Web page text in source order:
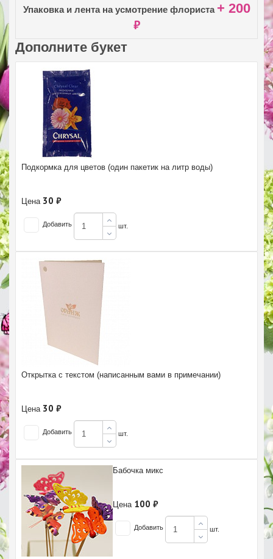
Упаковка и лента на усмотрение флориста + 200
₽
Дополните букет
Подкормка для цветов (один пакетик на литр воды)
Цена 30 ₽
Добавить шт.
Открытка с текстом (написанным вами в примечании)
Цена 30 ₽
Добавить шт.
Бабочка микс
Цена 100 ₽
Добавить шт.